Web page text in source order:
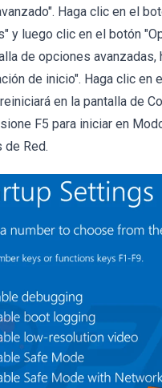
Haga clic en el
y luego clic en el botón
de opciones avanzadas,
de inicio". Haga clic en
en la pantalla de
F5 para iniciar en
de Red.